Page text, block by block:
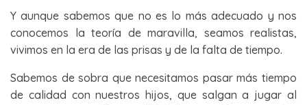
Y aunque sabemos que no es lo más adecuado y nos
conocemos la teoría de maravilla, seamos realistas,
vivimos en la era de las prisas y de la falta de tiempo.
Sabemos de sobra que necesitamos pasar más tiempo
de calidad con nuestros hijos, que salgan a jugar al